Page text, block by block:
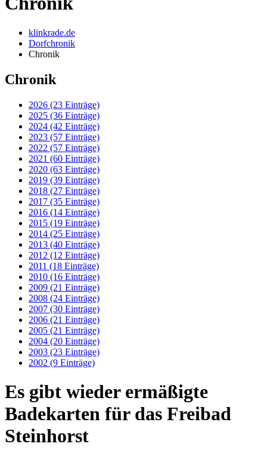
klinkrade.de
Dorfchronik
Chronik
Chronik
2026 (23 Einträge)
2025 (36 Einträge)
2024 (42 Einträge)
2023 (57 Einträge)
2022 (57 Einträge)
2021 (60 Einträge)
2020 (63 Einträge)
2019 (39 Einträge)
2018 (27 Einträge)
2017 (35 Einträge)
2016 (14 Einträge)
2015 (19 Einträge)
2014 (25 Einträge)
2013 (40 Einträge)
2012 (12 Einträge)
2011 (18 Einträge)
2010 (16 Einträge)
2009 (21 Einträge)
2008 (24 Einträge)
2007 (30 Einträge)
2006 (21 Einträge)
2005 (21 Einträge)
2004 (20 Einträge)
2003 (23 Einträge)
2002 (9 Einträge)
Es gibt wieder ermäßigte
Badekarten für das Freibad
Steinhorst